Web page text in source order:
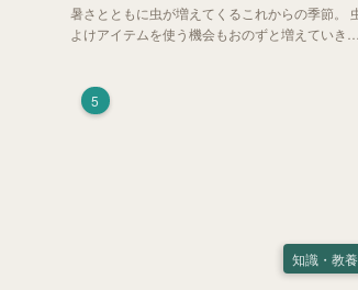
暑さとともに虫が増えてくるこれからの季節。 虫
よけアイテムを使う機会もおのずと増えていきま
健康には悪影響 だということはご存知ですか？
5
知識・教養